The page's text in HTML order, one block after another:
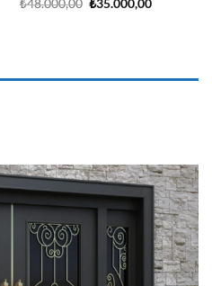
₺48.000,00 ₺35.000,00